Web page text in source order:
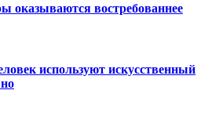
оказываются востребованнее
используют искусственный